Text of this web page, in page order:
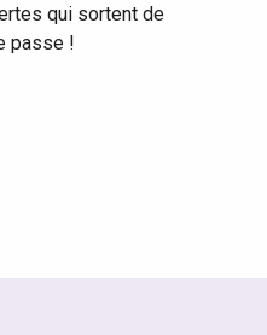
qui sortent de
passe !